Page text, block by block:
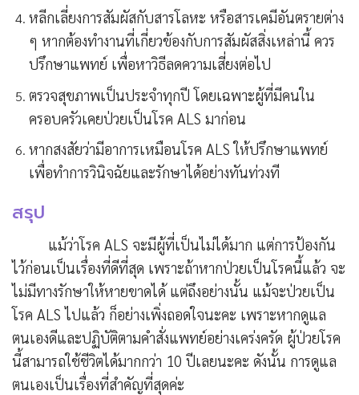
หลีกเลี่ยงการสัมผัสกับสารโลหะ หรือสารเคมีอันตรายต่าง
ๆ หากต้องทำงานที่เกี่ยวข้องกับการสัมผัสสิ่งเหล่านี้ ควร
ปรึกษาแพทย์ เพื่อหาวิธีลดความเสี่ยงต่อไป
ตรวจสุขภาพเป็นประจำทุกปี โดยเฉพาะผู้ที่มีคนใน
ครอบครัวเคยป่วยเป็นโรค ALS มาก่อน
หากสงสัยว่ามีอาการเหมือนโรค ALS ให้ปรึกษาแพทย์
เพื่อทำการวินิจฉัยและรักษาได้อย่างทันท่วงที
สรุป
แม้ว่าโรค ALS จะมีผู้ที่เป็นไม่ได้มาก แต่การป้องกัน
ไว้ก่อนเป็นเรื่องที่ดีที่สุด เพราะถ้าหากป่วยเป็นโรคนี้แล้ว จะ
ไม่มีทางรักษาให้หายขาดได้ แต่ถึงอย่างนั้น แม้จะป่วยเป็น
โรค ALS ไปแล้ว ก็อย่างเพิ่งถอดใจนะคะ เพราะหากดูแล
ตนเองดีและปฏิบัติตามคำสั่งแพทย์อย่างเคร่งครัด ผู้ป่วยโรค
นี้สามารถใช้ชีวิตได้มากกว่า 10 ปีเลยนะคะ ดังนั้น การดูแล
ตนเองเป็นเรื่องที่สำคัญที่สุดค่ะ